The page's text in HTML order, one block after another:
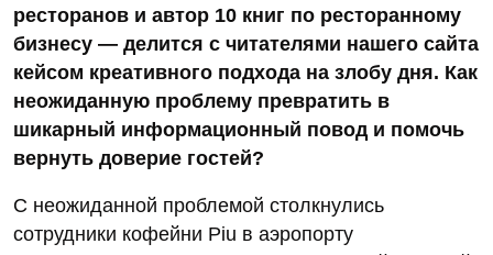
ресторанов и автор 10 книг по ресторанному
бизнесу — делится с читателями нашего сайта
кейсом креативного подхода на злобу дня. Как
неожиданную проблему превратить в
шикарный информационный повод и помочь
вернуть доверие гостей?
С неожиданной проблемой столкнулись
сотрудники кофейни Piu в аэропорту